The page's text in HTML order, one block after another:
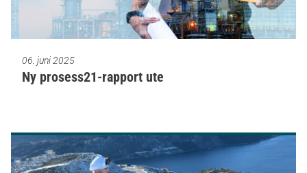
06. juni 2025
Ny prosess21-rapport ute